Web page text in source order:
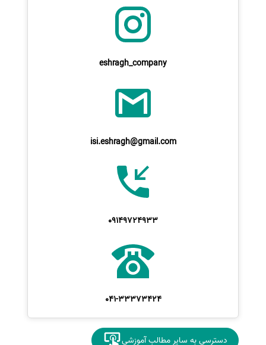
eshragh_company
isi.eshragh@gmail.com
09149724933
041-33373424
دسترسی به سایر مطالب آموزشی